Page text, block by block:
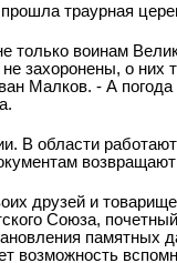
траурная
только воинам
захоронены, о них
Малков. - А
В области
друзей и
Союза,
памятных
возможность